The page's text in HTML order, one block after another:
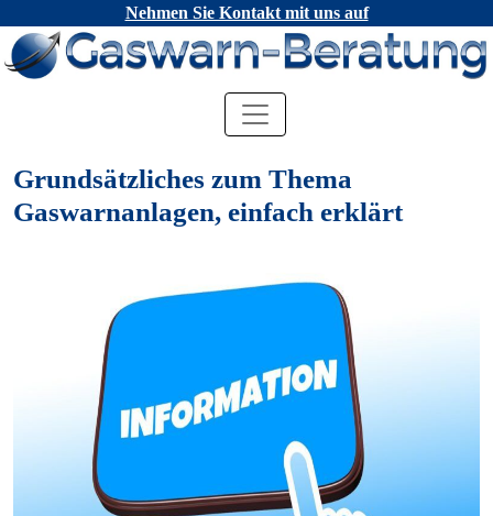
Nehmen Sie Kontakt mit uns auf
Grundsätzliches zum Thema
Gaswarnanlagen, einfach erklärt